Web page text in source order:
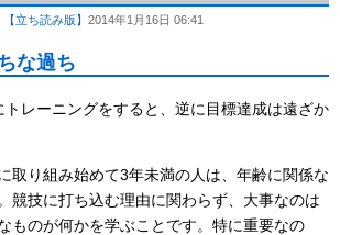
【立ち読み版】 2014年1月16日 06:41
な過ち
レーニングをすると、逆に目標達成は遠ざか
取り組み始めて3年未満の人は、年齢に関係な
競技に打ち込む理由に関わらず、大事なのは
ものが何かを学ぶことです。特に重要なの